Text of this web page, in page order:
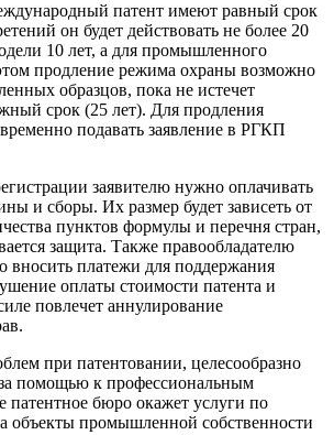
патент имеют равный срок
он будет действовать не более 20
10 лет, а для промышленного
продление режима охраны возможно
образцов, пока не истечет
срок (25 лет). Для продления
подавать заявление в РГКП
заявителю нужно оплачивать
и сборы. Их размер будет зависеть от
пунктов формулы и перечня стран,
защита. Также правообладателю
вносить платежи для поддержания
оплаты стоимости патента и
повлечет аннулирование
при патентовании, целесообразно
за помощью к профессиональным
патентное бюро окажет услуги по
объекты промышленной собственности